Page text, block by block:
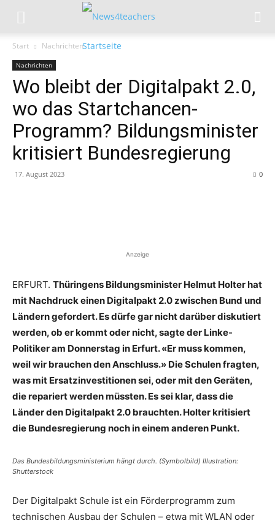
Start Nachrichten
Nachrichten
Wo bleibt der Digitalpakt 2.0,
wo das Startchancen-
Programm? Bildungsminister
kritisiert Bundesregierung
17. August 2023 0
Anzeige
ERFURT. Thüringens Bildungsminister Helmut Holter hat
mit Nachdruck einen Digitalpakt 2.0 zwischen Bund und
Ländern gefordert. Es dürfe gar nicht darüber diskutiert
werden, ob er kommt oder nicht, sagte der Linke-
Politiker am Donnerstag in Erfurt. «Er muss kommen,
weil wir brauchen den Anschluss.» Die Schulen fragten,
was mit Ersatzinvestitionen sei, oder mit den Geräten,
die repariert werden müssten. Es sei klar, dass die
Länder den Digitalpakt 2.0 brauchten. Holter kritisiert
die Bundesregierung noch in einem anderen Punkt.
Das Bundesbildungsministerium hängt durch. (Symbolbild) Illustration:
Shutterstock
Der Digitalpakt Schule ist ein Förderprogramm zum
technischen Ausbau der Schulen – etwa mit WLAN oder